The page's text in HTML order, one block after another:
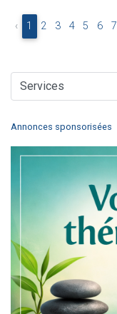
‹ 1 2 3 4 5 6 7
Annonces sponsorisées